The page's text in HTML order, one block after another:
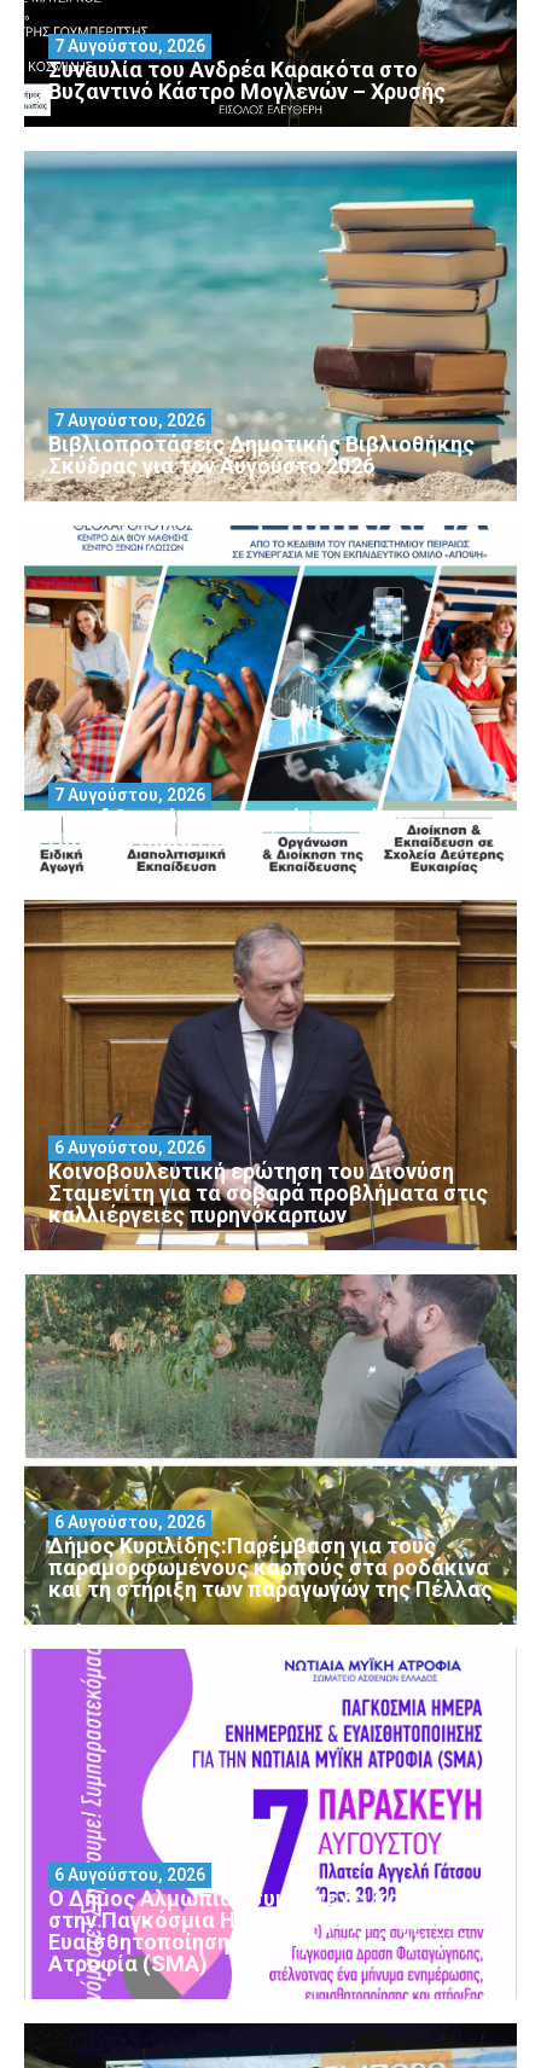
Συναυλία του Ανδρέα Καρακότα στο
Βυζαντινό Κάστρο Μογλενών – Χρυσής
7 Αυγούστου, 2026
Βιβλιοπροτάσεις Δημοτικής Βιβλιοθήκης
Σκύδρας για τον Αύγούστο 2026
7 Αυγούστου, 2026
Μοριοδοτούμενα Σεμινάρια από το
Πανεπιστήμιο Πειραιά
7 Αυγούστου, 2026
Κοινοβουλευτική ερώτηση του Διονύση
Σταμενίτη για τα σοβαρά προβλήματα στις
καλλιέργειες πυρηνόκαρπων
6 Αυγούστου, 2026
Δήμος Κυριλίδης:Παρέμβαση για τους
παραμορφωμένους καρπούς στα ροδάκινα
και τη στήριξη των παραγωγών της Πέλλας
6 Αυγούστου, 2026
Ο Δήμος Αλμωπίας συμμετέχει και φέτος
στην Παγκόσμια Ημέρα Ενημέρωσης και
Ευαισθητοποίησης για τη Νωτιαία Μυϊκή
Ατροφία (SMA)
6 Αυγούστου, 2026